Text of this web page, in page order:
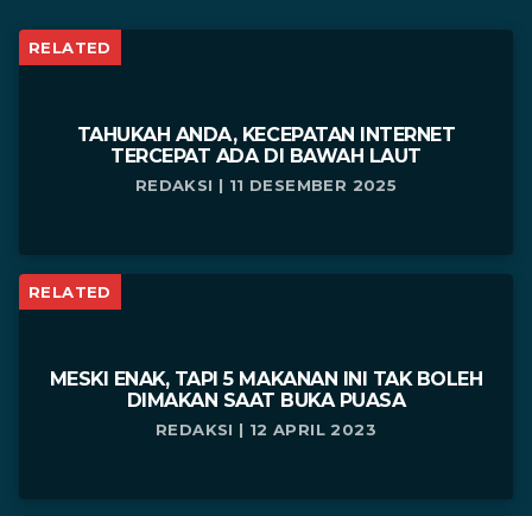
RELATED
TAHUKAH ANDA, KECEPATAN INTERNET
TERCEPAT ADA DI BAWAH LAUT
REDAKSI | 11 DESEMBER 2025
RELATED
MESKI ENAK, TAPI 5 MAKANAN INI TAK BOLEH
DIMAKAN SAAT BUKA PUASA
REDAKSI | 12 APRIL 2023